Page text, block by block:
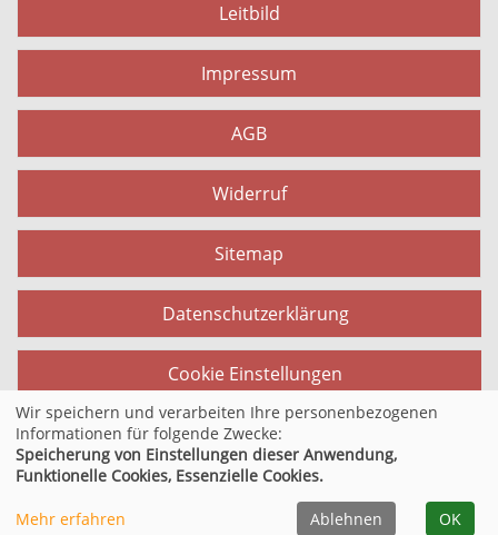
Leitbild
Impressum
AGB
Widerruf
Sitemap
Datenschutzerklärung
Cookie Einstellungen
© 2026 Kufer Software GmbH
Wir speichern und verarbeiten Ihre personenbezogenen
Informationen für folgende Zwecke:
Speicherung von Einstellungen dieser Anwendung,
Funktionelle Cookies, Essenzielle Cookies.
Mehr erfahren Ablehnen OK